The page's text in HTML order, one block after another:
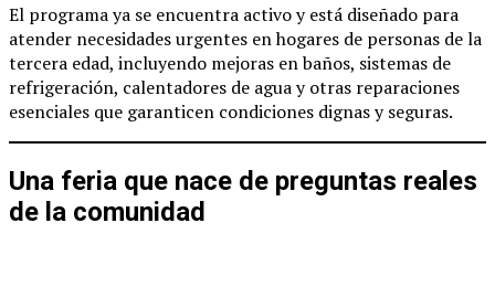
El programa ya se encuentra activo y está diseñado para
atender necesidades urgentes en hogares de personas de la
tercera edad, incluyendo mejoras en baños, sistemas de
refrigeración, calentadores de agua y otras reparaciones
esenciales que garanticen condiciones dignas y seguras.
Una feria que nace de preguntas reales
de la comunidad